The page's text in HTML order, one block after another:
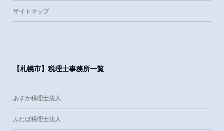
サイトマップ
【札幌市】税理士事務所一覧
あすか税理士法人
ふたば税理士法人